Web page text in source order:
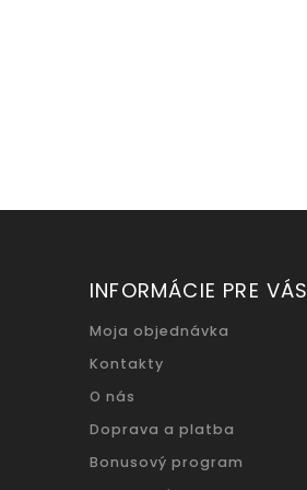
INFORMÁCIE PRE VÁS
Moja objednávka
Kontakty
O nás
Doprava a platba
Bonusový program